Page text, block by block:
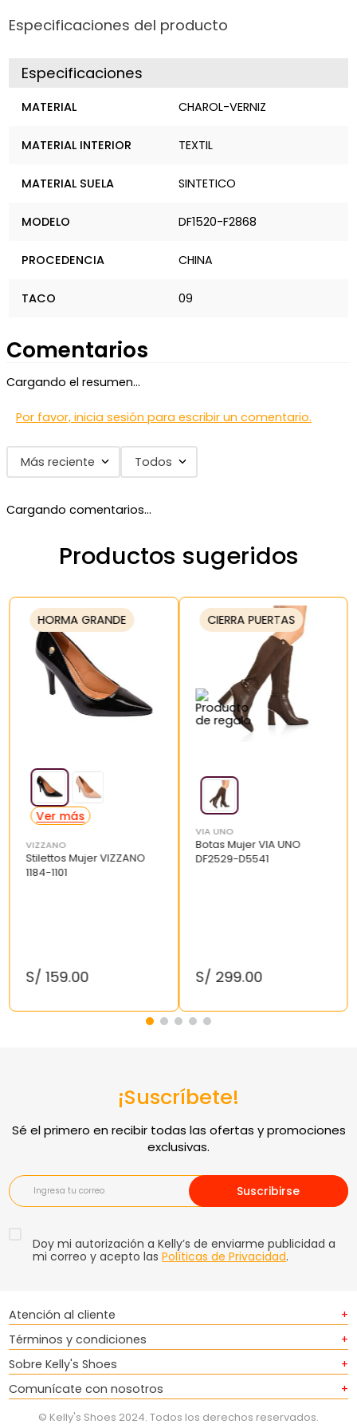
Especificaciones del producto
Especificaciones
MATERIAL CHAROL-VERNIZ
MATERIAL INTERIOR TEXTIL
MATERIAL SUELA SINTETICO
MODELO DF1520-F2868
PROCEDENCIA CHINA
TACO 09
Comentarios
Cargando el resumen…
Por favor, inicia sesión para escribir un comentario.
Más reciente Todos
Cargando comentarios…
Productos sugeridos
HORMA GRANDE
VIZZANO
Stilettos Mujer VIZZANO
1184-1101
S/ 159.00
CIERRA PUERTAS
VIA UNO
Botas Mujer VIA UNO
DF2529-D5541
S/ 299.00
¡Suscríbete!
Suscribirse
Doy mi autorización a Kelly’s de enviarme publicidad a
mi correo y acepto lasPolíticas de Privacidad.
Atención al cliente
+
Términos y condiciones
+
Sobre Kelly's Shoes
+
Comunícate con nosotros
+
© Kelly's Shoes 2024. Todos los derechos reservados.